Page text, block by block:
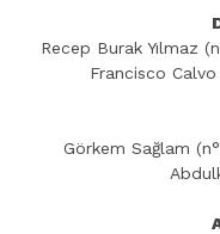
Recep Burak Yılmaz
Francisco
Görkem Sağlam